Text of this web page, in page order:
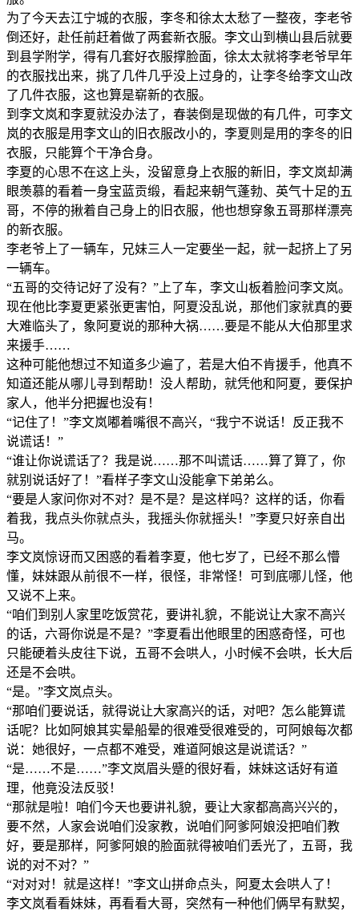
为了今天去江宁城的衣服，李冬和徐太太愁了一整夜，李老爷
倒还好，赴任前赶着做了两套新衣服。李文山到横山县后就要
到县学附学，得有几套好衣服撑脸面，徐太太就将李老爷早年
的衣服找出来，挑了几件几乎没上过身的，让李冬给李文山改
了几件衣服，这也算是崭新的衣服。
到李文岚和李夏就没办法了，春装倒是现做的有几件，可李文
岚的衣服是用李文山的旧衣服改小的，李夏则是用的李冬的旧
衣服，只能算个干净合身。
李夏的心思不在这上头，没留意身上衣服的新旧，李文岚却满
眼羡慕的看着一身宝蓝贡缎，看起来朝气蓬勃、英气十足的五
哥，不停的揪着自己身上的旧衣服，他也想穿象五哥那样漂亮
的新衣服。
李老爷上了一辆车，兄妹三人一定要坐一起，就一起挤上了另
一辆车。
“五哥的交待记好了没有？”上了车，李文山板着脸问李文岚。
现在他比李夏更紧张更害怕，阿夏没乱说，那他们家就真的要
大难临头了，象阿夏说的那种大祸……要是不能从大伯那里求
来援手……
这种可能他想过不知道多少遍了，若是大伯不肯援手，他真不
知道还能从哪儿寻到帮助！没人帮助，就凭他和阿夏，要保护
家人，他半分把握也没有！
“记住了！”李文岚嘟着嘴很不高兴，“我宁不说话！反正我不
说谎话！”
“谁让你说谎话了？我是说……那不叫谎话……算了算了，你
就别说话好了！”看样子李文山没能拿下弟弟么。
“要是人家问你对不对？是不是？是这样吗？这样的话，你看
着我，我点头你就点头，我摇头你就摇头！”李夏只好亲自出
马。
李文岚惊讶而又困惑的看着李夏，他七岁了，已经不那么懵
懂，妹妹跟从前很不一样，很怪，非常怪！可到底哪儿怪，他
又说不上来。
“咱们到别人家里吃饭赏花，要讲礼貌，不能说让大家不高兴
的话，六哥你说是不是？”李夏看出他眼里的困惑奇怪，可也
只能硬着头皮往下说，五哥不会哄人，小时候不会哄，长大后
还是不会哄。
“是。”李文岚点头。
“那咱们要说话，就得说让大家高兴的话，对吧？怎么能算谎
话呢？比如阿娘其实晕船晕的很难受很难受的，可阿娘每次都
说：她很好，一点都不难受，难道阿娘这是说谎话？”
“是……不是……”李文岚眉头蹙的很好看，妹妹这话好有道
理，他竟没法反驳！
“那就是啦！咱们今天也要讲礼貌，要让大家都高高兴兴的，
要不然，人家会说咱们没家教，说咱们阿爹阿娘没把咱们教
好，要是那样，阿爹阿娘的脸面就得被咱们丢光了，五哥，我
说的对不对？”
“对对对！就是这样！”李文山拼命点头，阿夏太会哄人了！
李文岚看看妹妹，再看看大哥，突然有一种他们俩早有默契，